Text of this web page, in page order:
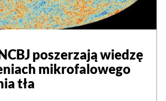
poszerzają wiedzę
mikrofalowego
tła